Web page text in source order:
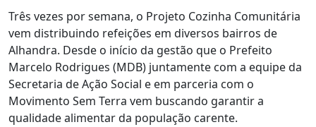
Três vezes por semana, o Projeto Cozinha Comunitária
vem distribuindo refeições em diversos bairros de
Alhandra. Desde o início da gestão que o Prefeito
Marcelo Rodrigues (MDB) juntamente com a equipe da
Secretaria de Ação Social e em parceria com o
Movimento Sem Terra vem buscando garantir a
qualidade alimentar da população carente.